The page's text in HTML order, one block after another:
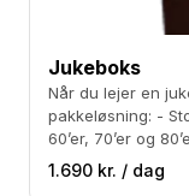
Jukeboks
Når du lejer en
pakkeløsning: - Stort udvalg af musiktemaer – eksempelvis
60’er, 70’er og
egen spilleliste
festsange -
1.690 kr. / dag